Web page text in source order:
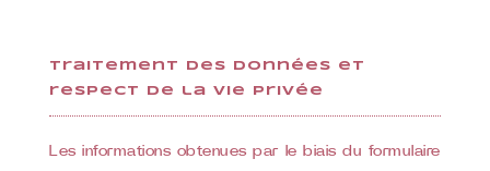
Traitement des données et
respect de la vie privée
Les informations obtenues par le biais du formulaire